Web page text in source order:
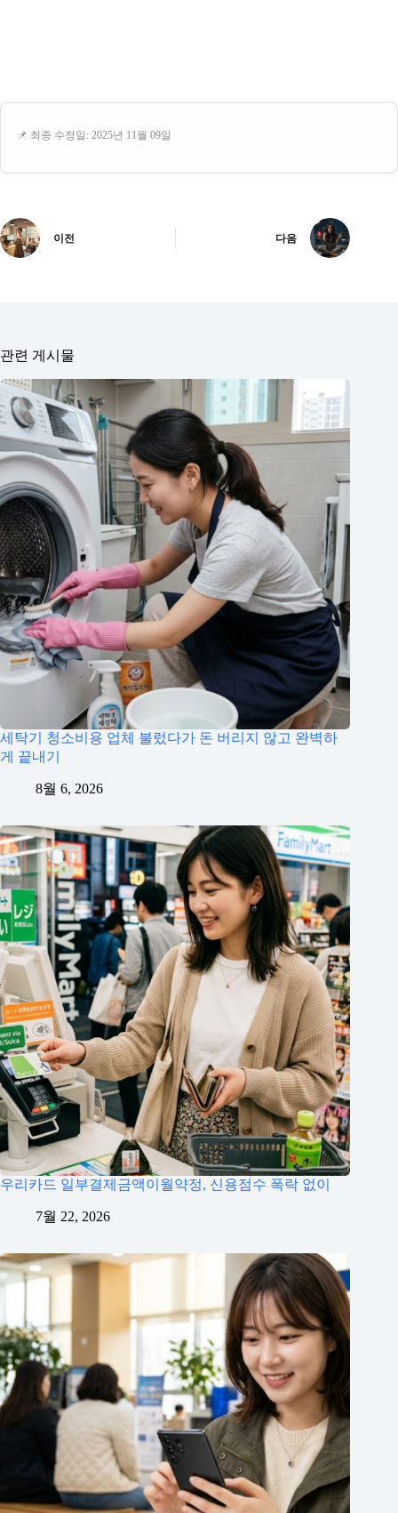
📌 최종 수정일: 2025년 11월 09일
이전 다음
관련 게시물
세탁기 청소비용 업체 불렀다가 돈 버리지 않고 완벽하
게 끝내기
8월 6, 2026
우리카드 일부결제금액이월약정, 신용점수 폭락 없이
7월 22, 2026